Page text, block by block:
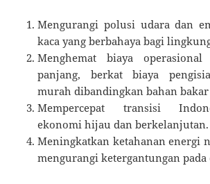
Mengurangi polusi udara dan
kaca yang berbahaya bagi
Menghemat biaya
panjang, berkat biaya
murah dibandingkan bahan
Mempercepat transisi
ekonomi hijau dan berkelanjutan.
Meningkatkan ketahanan energi
mengurangi ketergantungan